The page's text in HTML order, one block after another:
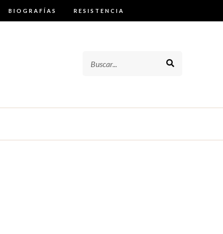
BIOGRAFÍAS RESISTENCIA